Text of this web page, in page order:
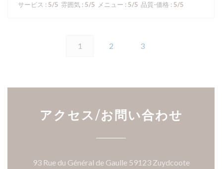
サービス : 5/5 雰囲気 : 5/5 メニュー : 5/5 品質-価格 : 5/5
1 2 3
アクセス/お問い合わせ
93 Rue du Général de Gaulle 59123 Zuydcoote((新しい